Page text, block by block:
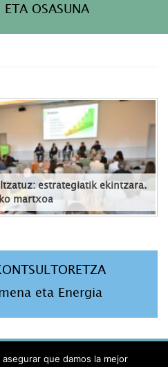
ETA OSASUNA
estrategiatik ekintzara.
martxoa
eta Energia
que damos la mejor